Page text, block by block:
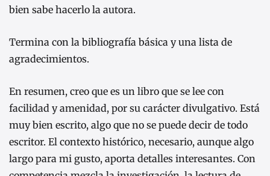
bien sabe hacerlo la autora.
Termina con la bibliografía básica y una lista de
agradecimientos.
En resumen, creo que es un libro que se lee con
facilidad y amenidad, por su carácter divulgativo. Está
muy bien escrito, algo que no se puede decir de todo
escritor. El contexto histórico, necesario, aunque algo
largo para mi gusto, aporta detalles interesantes. Con